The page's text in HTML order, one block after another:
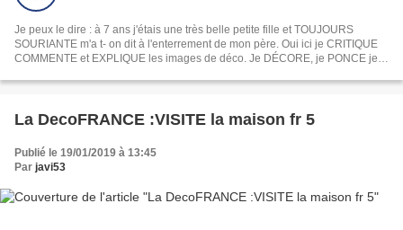
Je peux le dire : à 7 ans j'étais une très belle petite fille et TOUJOURS
SOURIANTE m'a t- on dit à l'enterrement de mon père. Oui ici je CRITIQUE
COMMENTE et EXPLIQUE les images de déco. Je DÉCORE, je PONCE je
jour les films et les séries . En fait je PAPOTE comme devant un apéro. Ah
La DecoFRANCE :VISITE la maison fr 5
Publié le 19/01/2019 à 13:45
Par javi53